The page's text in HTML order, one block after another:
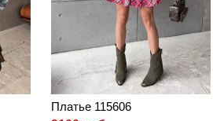
Платье 115606